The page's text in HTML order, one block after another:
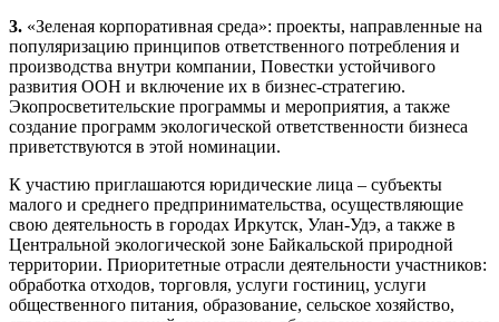
3. «Зеленая корпоративная среда»: проекты, направленные на
популяризацию принципов ответственного потребления и
производства внутри компании, Повестки устойчивого
развития ООН и включение их в бизнес-стратегию.
Экопросветительские программы и мероприятия, а также
создание программ экологической ответственности бизнеса
приветствуются в этой номинации.
К участию приглашаются юридические лица – субъекты
малого и среднего предпринимательства, осуществляющие
свою деятельность в городах Иркутск, Улан-Удэ, а также в
Центральной экологической зоне Байкальской природной
территории. Приоритетные отрасли деятельности участников:
обработка отходов, торговля, услуги гостиниц, услуги
общественного питания, образование, сельское хозяйство,